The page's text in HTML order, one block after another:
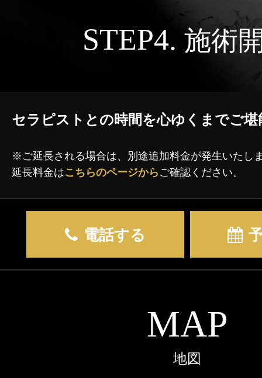
STEP4. 施術
セラピストとの時間を心ゆくまでご堪
※ご延長される場合は、別途追加料金が発生いたし
延長料金はこちらのページから ご確認ください。
電話する
MAP
地図